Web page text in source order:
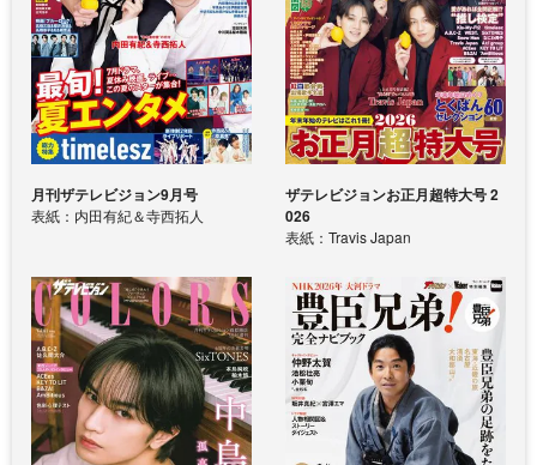
月刊ザテレビジョン9月号
表紙：内田有紀＆寺西拓人
ザテレビジョンお正月超特大号 2
026
表紙：Travis Japan